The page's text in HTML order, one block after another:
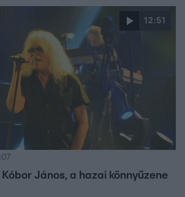
12:51
János, a hazai könnyűzene